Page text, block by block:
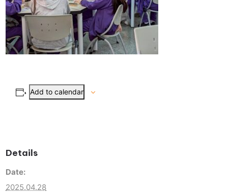
Add to calendar
Details
Date:
2025.04.28